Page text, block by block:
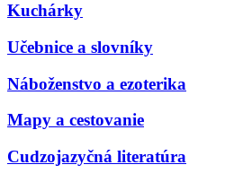
Kuchárky
Učebnice a slovníky
Náboženstvo a ezoterika
Mapy a cestovanie
Cudzojazyčná literatúra